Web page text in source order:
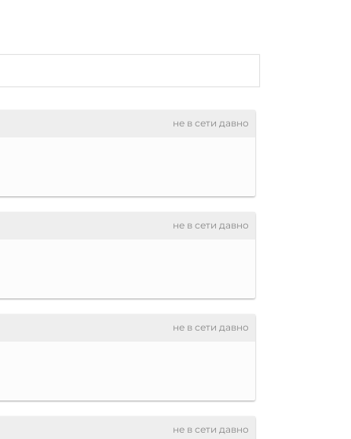
не в сети давно
не в сети давно
не в сети давно
не в сети давно